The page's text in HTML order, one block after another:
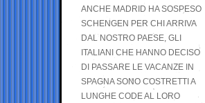
ANCHE MADRID HA SOSPESO
SCHENGEN PER CHI ARRIVA
DAL NOSTRO PAESE, GLI
ITALIANI CHE HANNO DECISO
DI PASSARE LE VACANZE IN
SPAGNA SONO COSTRETTI A
LUNGHE CODE AL LORO